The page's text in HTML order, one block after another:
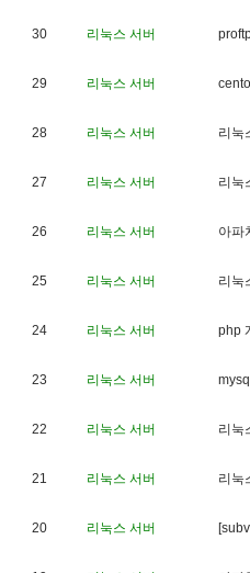
30 리눅스 서버 proft
29 리눅스 서버 cento
28 리눅스 서버 리 눅
27 리눅스 서버 리 눅
26 리눅스 서버 아파
25 리눅스 서버 리 눅
24 리눅스 서버 php
23 리눅스 서버 mysq
22 리눅스 서버 리 눅
21 리눅스 서버 리 눅
20 리눅스 서버 [subv